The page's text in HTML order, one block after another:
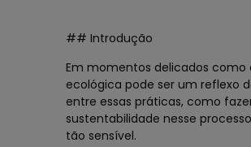
## Introdução
Em momentos delicados
ecológica pode ser um reflexo
entre essas práticas, como
sustentabilidade nesse
tão sensível.